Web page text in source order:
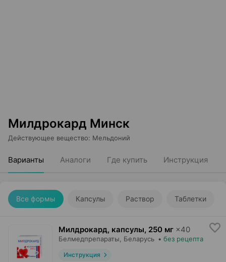
Милдрокард Минск
Действующее вещество: Мельдоний
Варианты Аналоги Где купить Инструкция
Все формы Капсулы Раствор Таблетки
Милдрокард, капсулы, 250 мг ×40
Белмедпрепараты , Беларусь • без рецепта
Инструкция